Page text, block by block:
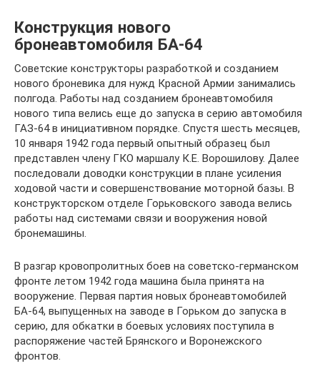
Конструкция нового
бронеавтомобиля БА-64
Советские конструкторы разработкой и созданием
нового броневика для нужд Красной Армии занимались
полгода. Работы над созданием бронеавтомобиля
нового типа велись еще до запуска в серию автомобиля
ГАЗ-64 в инициативном порядке. Спустя шесть месяцев,
10 января 1942 года первый опытный образец был
представлен члену ГКО маршалу К.Е. Ворошилову. Далее
последовали доводки конструкции в плане усиления
ходовой части и совершенствование моторной базы. В
конструкторском отделе Горьковского завода велись
работы над системами связи и вооружения новой
бронемашины.
В разгар кровопролитных боев на советско-германском
фронте летом 1942 года машина была принята на
вооружение. Первая партия новых бронеавтомобилей
БА-64, выпущенных на заводе в Горьком до запуска в
серию, для обкатки в боевых условиях поступила в
распоряжение частей Брянского и Воронежского
фронтов.